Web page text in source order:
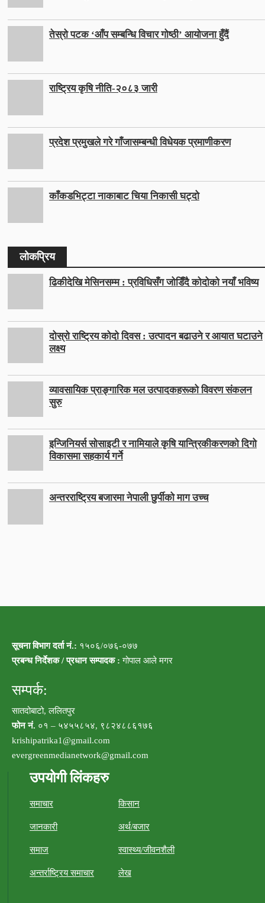
तेस्रो पटक ‘आँप सम्बन्धि विचार गोष्ठी’ आयोजना हुँदैं
राष्ट्रिय कृषि नीति-२०८३ जारी
प्रदेश प्रमुखले गरे गाँजासम्बन्धी विधेयक प्रमाणीकरण
काँकडभिट्टा नाकाबाट चिया निकासी घट्दो
लोकप्रिय
ढिकीदेखि मेसिनसम्म : प्रविधिसँग जोडिँदै कोदोको नयाँ भविष्य
दोस्रो राष्ट्रिय कोदो दिवस : उत्पादन बढाउने र आयात घटाउने
लक्ष्य
व्यावसायिक प्राङ्गारिक मल उत्पादकहरूको विवरण संकलन
सुरु
इन्जिनियर्स सोसाइटी र नामियाले कृषि यान्त्रिकीकरणको दिगो
विकासमा सहकार्य गर्ने
अन्तरराष्ट्रिय बजारमा नेपाली छुर्पीको माग उच्च
सूचना विभाग दर्ता नं.: १५०६/०७६-०७७
प्रबन्ध निर्देशक / प्रधान सम्पादक : गोपाल आले मगर
सम्पर्क:
सातदोबाटो, ललितपुर
फोन नं. ०१ – ५४५५८५४, ९८२४८८६१७६
krishipatrika1@gmail.com
evergreenmedianetwork@gmail.com
उपयोगी लिंकहरु
समाचार किसान
जानकारी अर्थ/बजार
समाज स्वास्थ्य/जीवनशैली
अन्तर्राष्ट्रिय समाचार लेख